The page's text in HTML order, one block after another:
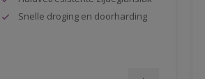
Snelle droging en doorharding